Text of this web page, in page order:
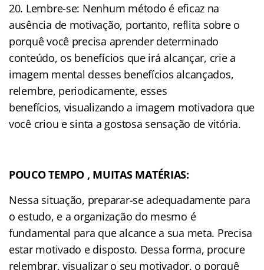
20. Lembre-se: Nenhum método é eficaz na
ausência de motivação, portanto, reflita sobre o
porquê você precisa aprender determinado
conteúdo, os benefícios que irá alcançar, crie a
imagem mental desses benefícios alcançados,
relembre, periodicamente, esses
benefícios, visualizando a imagem motivadora que
você criou e sinta a gostosa sensação de vitória.
POUCO TEMPO , MUITAS MATÉRIAS:
Nessa situação, preparar-se adequadamente para
o estudo, e a organização do mesmo é
fundamental para que alcance a sua meta. Precisa
estar motivado e disposto. Dessa forma, procure
relembrar, visualizar o seu motivador, o porquê